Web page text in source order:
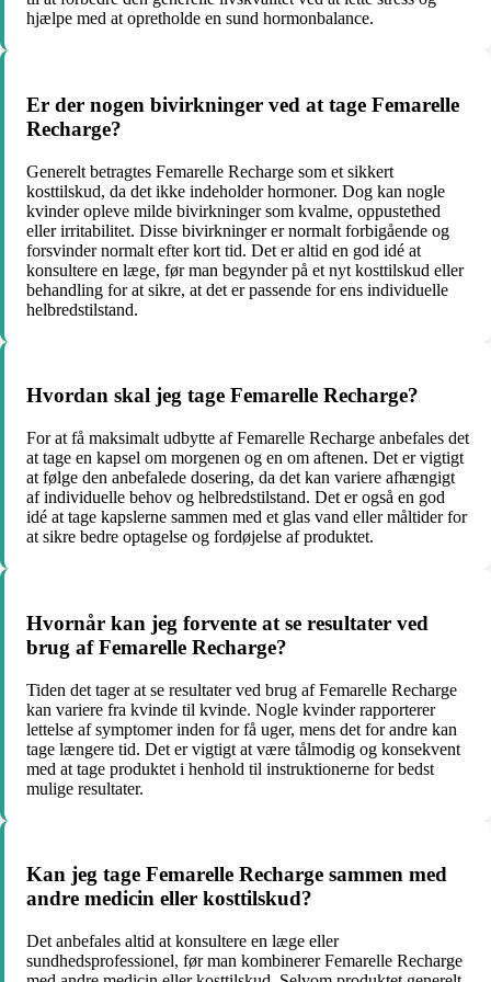
hjælpe med at opretholde en sund hormonbalance.
Er der nogen bivirkninger ved at tage Femarelle
Recharge?
Generelt betragtes Femarelle Recharge som et sikkert
kosttilskud, da det ikke indeholder hormoner. Dog kan nogle
kvinder opleve milde bivirkninger som kvalme, oppustethed
eller irritabilitet. Disse bivirkninger er normalt forbigående og
forsvinder normalt efter kort tid. Det er altid en god idé at
konsultere en læge, før man begynder på et nyt kosttilskud eller
behandling for at sikre, at det er passende for ens individuelle
helbredstilstand.
Hvordan skal jeg tage Femarelle Recharge?
For at få maksimalt udbytte af Femarelle Recharge anbefales det
at tage en kapsel om morgenen og en om aftenen. Det er vigtigt
at følge den anbefalede dosering, da det kan variere afhængigt
af individuelle behov og helbredstilstand. Det er også en god
idé at tage kapslerne sammen med et glas vand eller måltider for
at sikre bedre optagelse og fordøjelse af produktet.
Hvornår kan jeg forvente at se resultater ved
brug af Femarelle Recharge?
Tiden det tager at se resultater ved brug af Femarelle Recharge
kan variere fra kvinde til kvinde. Nogle kvinder rapporterer
lettelse af symptomer inden for få uger, mens det for andre kan
tage længere tid. Det er vigtigt at være tålmodig og konsekvent
med at tage produktet i henhold til instruktionerne for bedst
mulige resultater.
Kan jeg tage Femarelle Recharge sammen med
andre medicin eller kosttilskud?
Det anbefales altid at konsultere en læge eller
sundhedsprofessionel, før man kombinerer Femarelle Recharge